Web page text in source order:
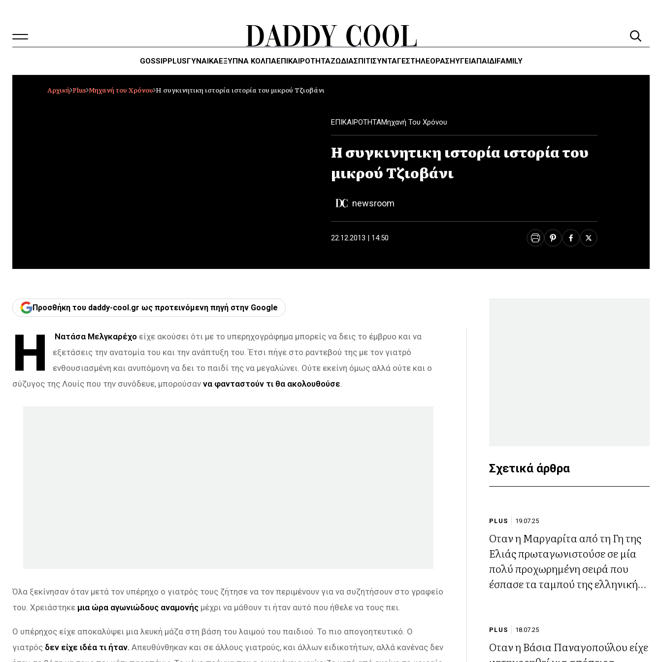
GOSSIPPLUSΓΥΝΑΙΚΑΈΞΥΠΝΑ ΚΌΛΠΑΕΠΙΚΑΙΡΟΤΗΤΑΖΏΔΙΑΣΠΙΤΙΣΥΝΤΑΓΕΣΤΗΛΕΌΡΑΣΗΥΓΕΊΑΠΑΙΔΙFAMILY
Αρχική Plus Μηχανή του Χρόνου Η συγκινητικη ιστορία ιστορία του μικρού Τζιοβάνι
ΕΠΙΚΑΙΡΟΤΗΤΑΜηχανή Του Χρόνου
Η συγκινητικη ιστορία ιστορία του
μικρού Τζιοβάνι
newsroom
22.12.2013 | 14:50
Προσθήκη του daddy-cool.gr ως προτεινόμενη πηγή στην Google
Η Νατάσα Μελγκαρέχο είχε ακούσει ότι με το υπερηχογράφημα μπορείς να δεις το έμβρυο και να
εξετάσεις την ανατομία του και την ανάπτυξη του. Έτσι πήγε στο ραντεβού της με τον γιατρό
ενθουσιασμένη και ανυπόμονη να δει το παιδί της να μεγαλώνει. Ούτε εκείνη όμως αλλά ούτε και ο
σύζυγος της Λουίς που την συνόδευε, μπορούσαν να φανταστούν τι θα ακολουθούσε.
Όλα ξεκίνησαν όταν μετά τον υπέρηχο ο γιατρός τους ζήτησε να τον περιμένουν για να συζητήσουν στο γραφείο
του. Χρειάστηκε μια ώρα αγωνιώδους αναμονής μέχρι να μάθουν τι ήταν αυτό που ήθελε να τους πει.
Ο υπέρηχος είχε αποκαλύψει μια λευκή μάζα στη βάση του λαιμού του παιδιού. Το πιο απογοητευτικό. O
γιατρός δεν είχε ιδέα τι ήταν. Απευθύνθηκαν και σε άλλους γιατρούς, και άλλων ειδικοτήτων, αλλά κανένας δεν
Σχετικά άρθρα
PLUS 19.07.25
Όταν η Μαργαρίτα από τη Γη της
Ελιάς πρωταγωνιστούσε σε μία
πολύ προχωρημένη σειρά που
έσπασε τα ταμπού της ελληνικής
PLUS 18.07.25
Όταν η Βάσια Παναγοπούλου είχε